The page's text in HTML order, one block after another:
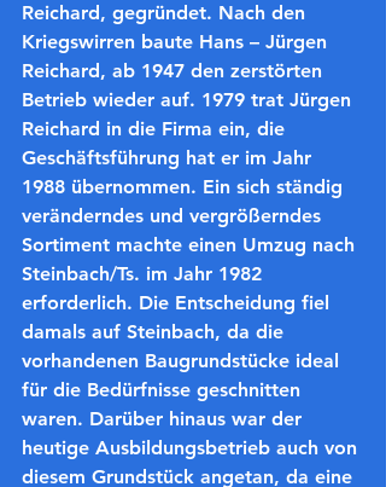
Reichard, gegründet. Nach den
Kriegswirren baute Hans – Jürgen
Reichard, ab 1947 den zerstörten
Betrieb wieder auf. 1979 trat Jürgen
Reichard in die Firma ein, die
Geschäftsführung hat er im Jahr
1988 übernommen. Ein sich ständig
veränderndes und vergrößerndes
Sortiment machte einen Umzug nach
Steinbach/Ts. im Jahr 1982
erforderlich. Die Entscheidung fiel
damals auf Steinbach, da die
vorhandenen Baugrundstücke ideal
für die Bedürfnisse geschnitten
waren. Darüber hinaus war der
heutige Ausbildungsbetrieb auch von
diesem Grundstück angetan, da eine